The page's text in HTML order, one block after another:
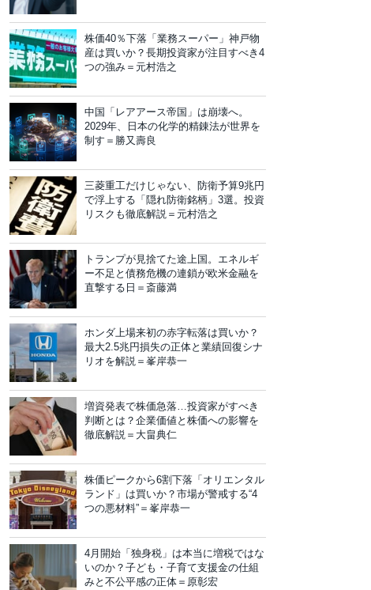
株価40％下落「業務スーパー」神戸物
産は買いか？長期投資家が注目すべき4
つの強み＝元村浩之
中国「レアアース帝国」は崩壊へ。
2029年、日本の化学的精錬法が世界を
制す＝勝又壽良
三菱重工だけじゃない、防衛予算9兆円
で浮上する「隠れ防衛銘柄」3選。投資
リスクも徹底解説＝元村浩之
トランプが見捨てた途上国。エネルギ
ー不足と債務危機の連鎖が欧米金融を
直撃する日＝斎藤満
ホンダ上場来初の赤字転落は買いか？
最大2.5兆円損失の正体と業績回復シナ
リオを解説＝峯岸恭一
増資発表で株価急落…投資家がすべき
判断とは？企業価値と株価への影響を
徹底解説＝大畠典仁
株価ピークから6割下落「オリエンタル
ランド」は買いか？市場が警戒する“4
つの悪材料”＝峯岸恭一
4月開始「独身税」は本当に増税ではな
いのか？子ども・子育て支援金の仕組
みと不公平感の正体＝原彰宏